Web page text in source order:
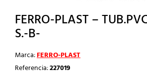
FERRO-PLAST –
S.-B-
Marca:FERRO-PLAST
Referencia:227019